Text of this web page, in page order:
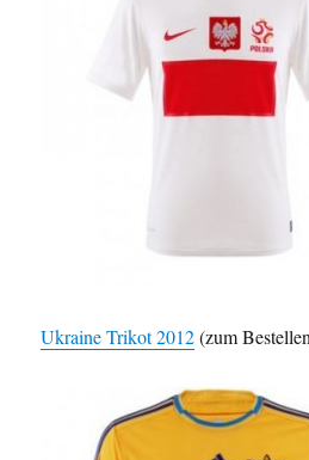
Ukraine Trikot 2012(zum